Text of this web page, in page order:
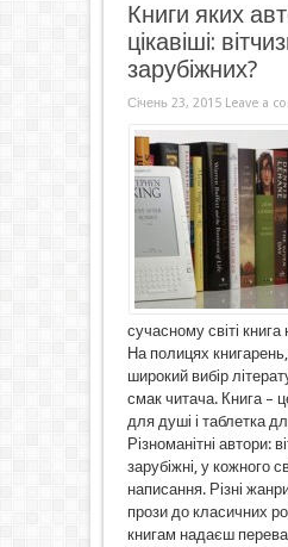
Книги яких
цікавіші:
зарубіжних?
Січень 23, 2015 Leave a
сучасному світі
На полицях книгарень,
широкий вибір
смак читача. Книга –
для душі і таблетка
Різноманітні автори:
зарубіжні, у кожного
написання. Різні
прози до класичних
книгам надаєш